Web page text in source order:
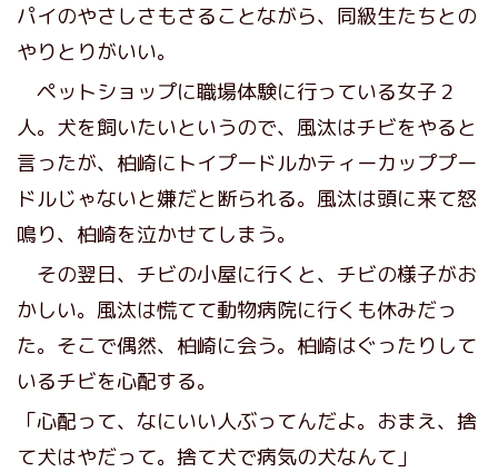
パイのやさしさもさることながら、同級生たちとの
やりとりがいい。
ペットショップに職場体験に行っている女子２
人。犬を飼いたいというので、風汰はチビをやると
言ったが、柏崎にトイプードルかティーカッププー
ドルじゃないと嫌だと断られる。風汰は頭に来て怒
鳴り、柏崎を泣かせてしまう。
その翌日、チビの小屋に行くと、チビの様子がお
かしい。風汰は慌てて動物病院に行くも休みだっ
た。そこで偶然、柏崎に会う。柏崎はぐったりして
いるチビを心配する。
「心配って、なにいい人ぶってんだよ。おまえ、捨
て犬はやだって。捨て犬で病気の犬なんて」